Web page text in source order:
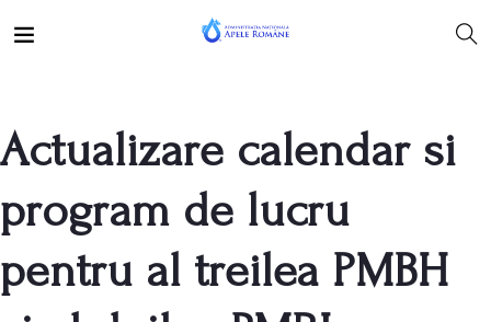
Actualizare calendar si
program de lucru
pentru al treilea PMBH